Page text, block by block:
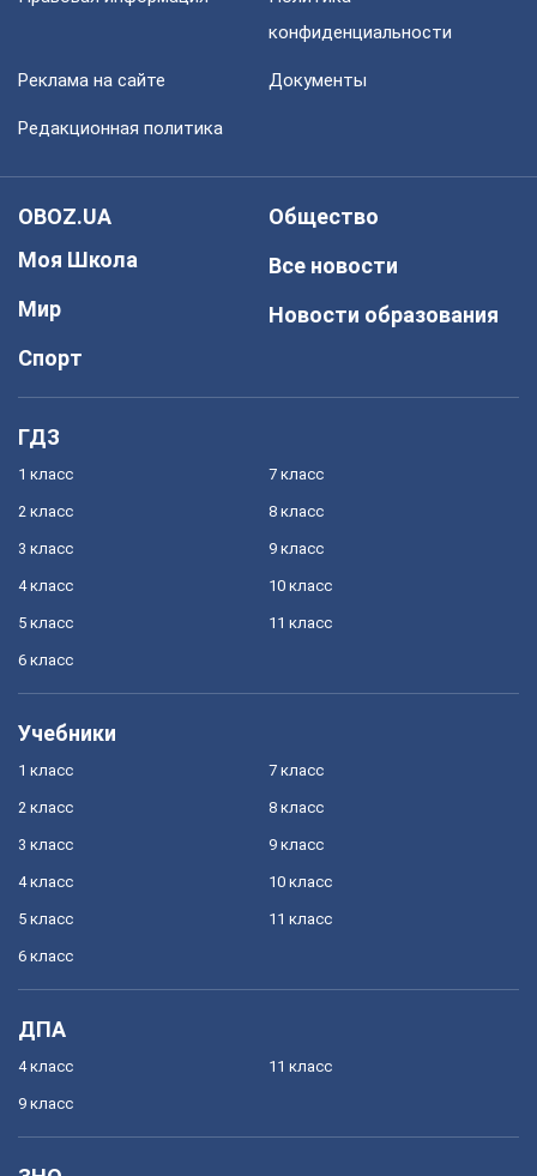
конфиденциальности
Реклама на сайте Документы
Редакционная политика
OBOZ.UA
Моя Школа
Мир
Спорт
Общество
Все новости
Новости образования
ГДЗ
1 класс
2 класс
3 класс
4 класс
5 класс
6 класс
7 класс
8 класс
9 класс
10 класс
11 класс
Учебники
1 класс
2 класс
3 класс
4 класс
5 класс
6 класс
7 класс
8 класс
9 класс
10 класс
11 класс
ДПА
4 класс
9 класс
11 класс